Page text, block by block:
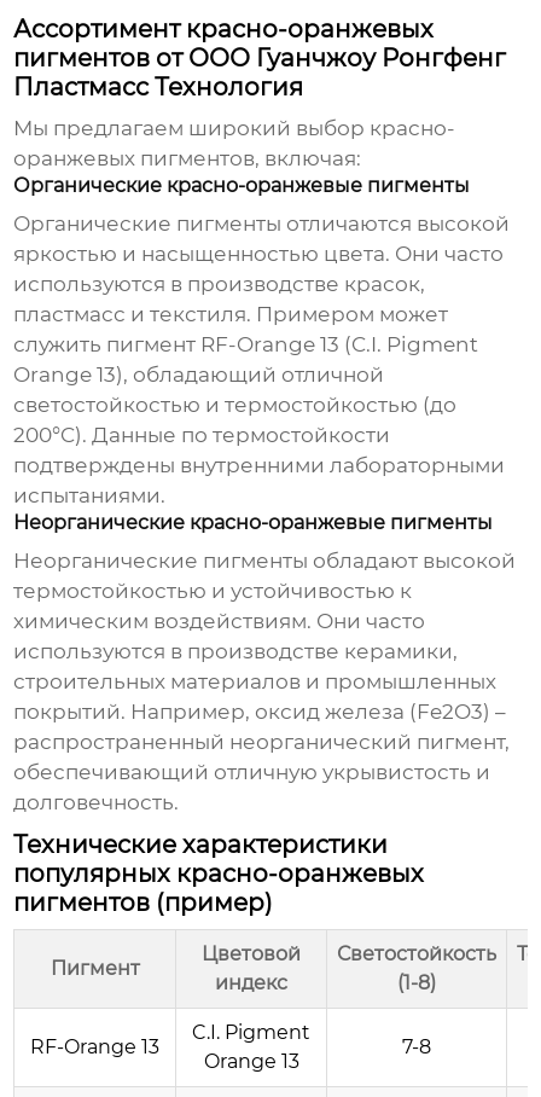
Ассортимент красно-оранжевых
пигментов от ООО Гуанчжоу Ронгфенг
Пластмасс Технология
Мы предлагаем широкий выбор красно-
оранжевых пигментов, включая:
Органические красно-оранжевые пигменты
Органические пигменты отличаются высокой
яркостью и насыщенностью цвета. Они часто
используются в производстве красок,
пластмасс и текстиля. Примером может
служить пигмент RF-Orange 13 (C.I. Pigment
Orange 13), обладающий отличной
светостойкостью и термостойкостью (до
200°C). Данные по термостойкости
подтверждены внутренними лабораторными
испытаниями.
Неорганические красно-оранжевые пигменты
Неорганические пигменты обладают высокой
термостойкостью и устойчивостью к
химическим воздействиям. Они часто
используются в производстве керамики,
строительных материалов и промышленных
покрытий. Например, оксид железа (Fe2O3) –
распространенный неорганический пигмент,
обеспечивающий отличную укрывистость и
долговечность.
Технические характеристики
популярных красно-оранжевых
пигментов (пример)
Пигмент
Цветовой
индекс
Светостойкость
(1-8)
RF-Orange 13
C.I. Pigment
Orange 13
7-8